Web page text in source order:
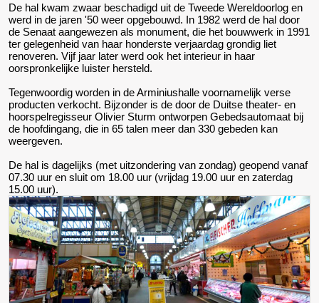
De hal kwam zwaar beschadigd uit de Tweede Wereldoorlog en
werd in de jaren '50 weer opgebouwd. In 1982 werd de hal door
de Senaat aangewezen als monument, die het bouwwerk in 1991
ter gelegenheid van haar honderste verjaardag grondig liet
renoveren. Vijf jaar later werd ook het interieur in haar
oorspronkelijke luister hersteld.
Tegenwoordig worden in de Arminiushalle voornamelijk verse
producten verkocht. Bijzonder is de door de Duitse theater- en
hoorspelregisseur Olivier Sturm ontworpen Gebedsautomaat bij
de hoofdingang, die in 65 talen meer dan 330 gebeden kan
weergeven.
De hal is dagelijks (met uitzondering van zondag) geopend vanaf
07.30 uur en sluit om 18.00 uur (vrijdag 19.00 uur en zaterdag
15.00 uur).